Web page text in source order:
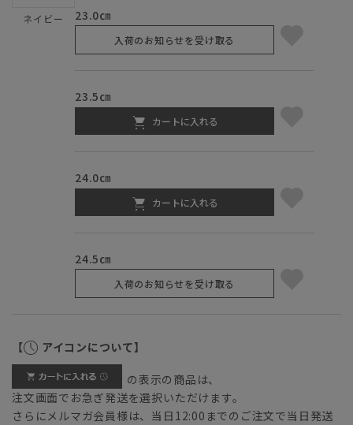
ネイビー 23.0㎝
入荷のお知らせを受け取る
23.5㎝
カートに入れる
24.0㎝
カートに入れる
24.5㎝
入荷のお知らせを受け取る
【 アイコンについて】
の表示の商品は、
注文画面でお急ぎ発送を選択いただけます。
さらにメルマガ会員様は、当日12:00までのご注文で当日発送